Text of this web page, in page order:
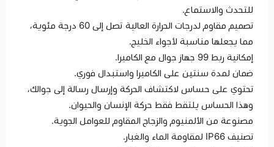
للتحدث والاستماع.
تصميم مقاوم لدرجات الحرارة العالية تصل إلى 60 درجة مئوية،
مما يجعلها مناسبة لأجواء الخليج.
إمكانية ربط 99 جهاز جوال مع الكاميرا.
ضمان لمدة سنتين على الكاميرا واستبدال فوري.
تحتوي على حساس لاكتشاف الحركة وإرسال رسالة إلى جوالك،
وهذا الحساس يلتقط فقط حركة الإنسان والحيوان.
مصنوعة من الألمنيوم والزجاج المقاوم للعوامل الجوية.
تصنيف IP66 لمقاومة الماء والغبار.